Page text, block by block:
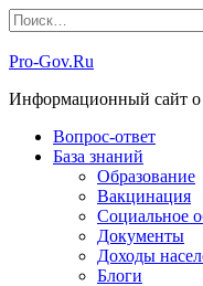
Перейти
к
содержанию
Search
for:
Pro-Gov.Ru
Информационный сайт о
Вопрос-ответ
База знаний
Образование
Вакцинация
Социальное
Документы
Доходы
Блоги